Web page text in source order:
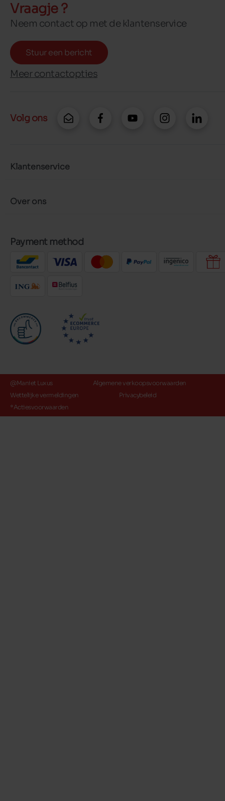
Vraagje ?
Neem contact op met de klantenservice
Stuur een bericht
Meer contactopties
Volg ons
Klantenservice
Over ons
Payment method
@Maniet Luxus
Algemene verkoopsvoorwaarden
Wettelijke vermeldingen
Privacybeleid
*Actiesvoorwaarden